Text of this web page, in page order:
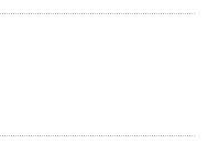
ルス)抗原検査
炎ウイルスの持続
などの症状のある